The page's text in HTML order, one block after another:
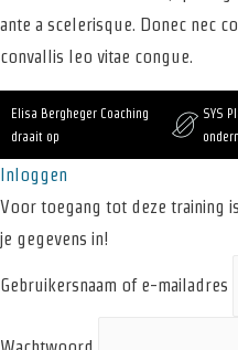
ante a scelerisque. Donec nec
convallis leo vitae congue.
Elisa Bergheger Coaching
draait op
SYS
Inloggen
Voor toegang tot deze training
je gegevens in!
Gebruikersnaam of e-mailadres